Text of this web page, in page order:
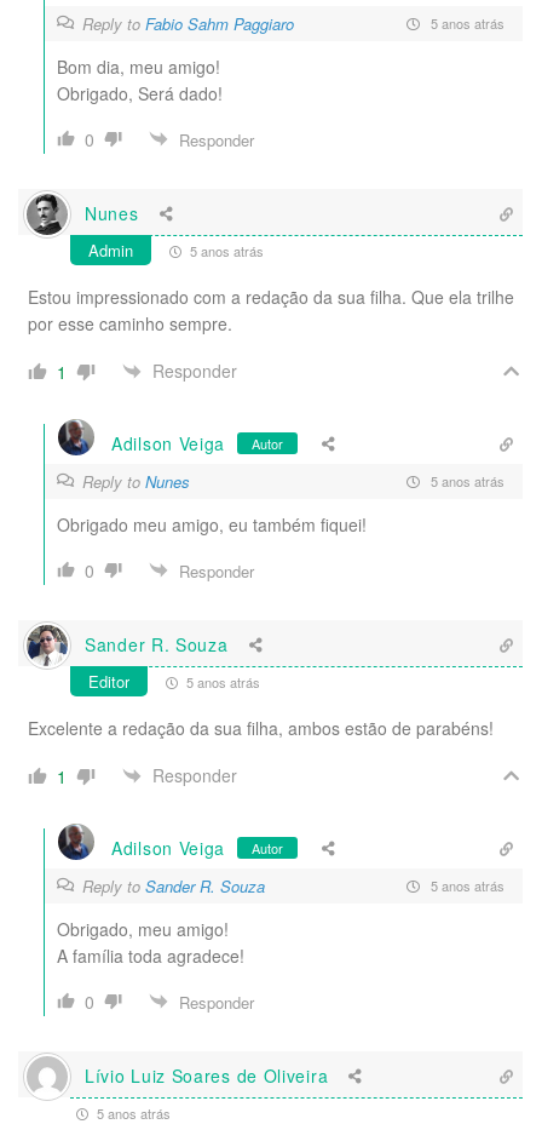
Reply to Fabio Sahm Paggiaro 5 anos atrás
Bom dia, meu amigo!
Obrigado, Será dado!
0
Responder
Nunes
Admin 5 anos atrás
Estou impressionado com a redação da sua filha. Que ela trilhe
por esse caminho sempre.
1
Responder
Adilson Veiga Autor
Reply to Nunes 5 anos atrás
Obrigado meu amigo, eu também fiquei!
0
Responder
Sander R. Souza
Editor 5 anos atrás
Excelente a redação da sua filha, ambos estão de parabéns!
1
Responder
Adilson Veiga Autor
Reply to Sander R. Souza 5 anos atrás
Obrigado, meu amigo!
A família toda agradece!
0
Responder
Lívio Luiz Soares de Oliveira
5 anos atrás